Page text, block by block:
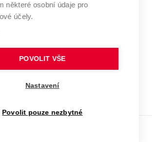
fondů
údajů
odkaz)
www.vut.cz
vut@vutbr.cz
některé osobní údaje pro
účely.
POVOLIT VŠE
Nastavení
Povolit pouze nezbytné